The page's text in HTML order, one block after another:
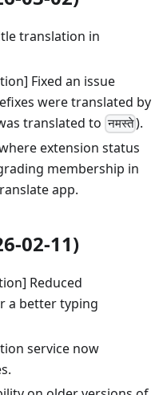
translation in
Fixed an issue
were translated by
translated toनमस्ते).
extension status
membership in
app.
02-11)
Reduced
a better typing
service now